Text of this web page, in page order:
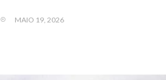
MAIO 19, 2026